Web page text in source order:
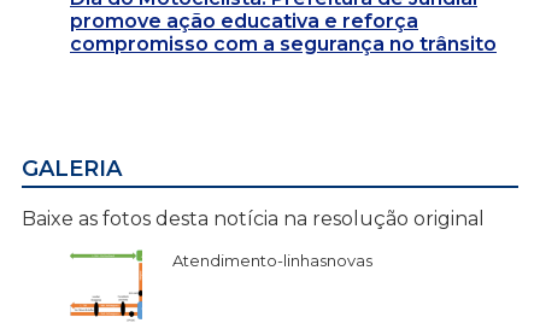
promove ação educativa e reforça
compromisso com a segurança no trânsito
GALERIA
Baixe as fotos desta notícia na resolução original
Atendimento-linhasnovas